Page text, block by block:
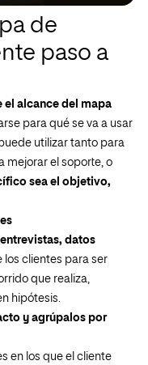
de
paso a
el alcance del mapa
para qué se va a usar
utilizar tanto para
mejorar el soporte, o
sea el objetivo,
entrevistas, datos
los clientes para ser
que realiza,
hipótesis.
y agrúpalos por
en los que el cliente